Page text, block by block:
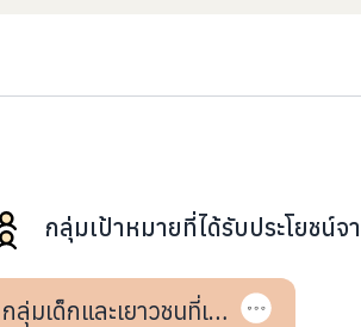
กลุ่มเป้าหมายที่ได้รับประโยชน์จ
กลุ่มเด็กและเยาวชนที่เป็น